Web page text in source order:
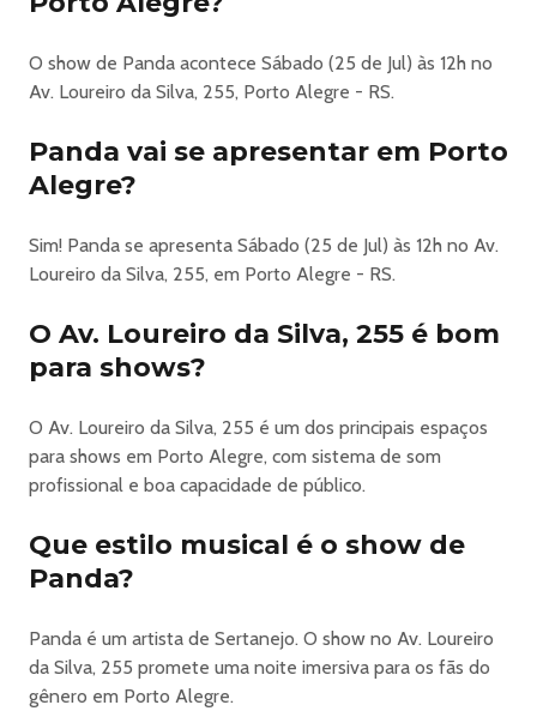
seus responsáveis. Não há circulação de público entre os
filas, e divirta-se.
REGRAS PARA MEIA ENTRADA:
Identificação Estudantil (CIE), emitida por entidades
estudantis reconhecidas nacionalmente, como a União
Estudantes Secundaristas (UBES) e a Associação Nacional
de Pós-Graduandos (ANPG), entre outras. -
Professores da rede pública e privada de ensino:
Mediante apresentação de contracheque ou documento
que comprove o vínculo empregatício com a instituição de
ensino.
Ingresso PCD (Meia Entrada):
Ingresso individual com direito à área PCD. Compra
autorizada somente para portadores de deficiência com
direito a um acompanhante. Se necessário, será exigida a
apresentação do cartão de Benefício de Prestação
Continuada da Assistência Social da Pessoa com
aposentadoria.
Ingresso solidário: Necessária a doação de 1kg de alimento
não perecível na entrada do evento. Sal não será aceito.
O show de Panda acontece Sábado (25 de Jul) às 12h no
Av. Loureiro da Silva, 255, Porto Alegre - RS.
Panda vai se apresentar em Porto
Alegre?
Sim! Panda se apresenta Sábado (25 de Jul) às 12h no Av.
Loureiro da Silva, 255, em Porto Alegre - RS.
O Av. Loureiro da Silva, 255 é bom
para shows?
O Av. Loureiro da Silva, 255 é um dos principais espaços
para shows em Porto Alegre, com sistema de som
profissional e boa capacidade de público.
Que estilo musical é o show de
Panda?
Panda é um artista de Sertanejo. O show no Av. Loureiro
da Silva, 255 promete uma noite imersiva para os fãs do
gênero em Porto Alegre.